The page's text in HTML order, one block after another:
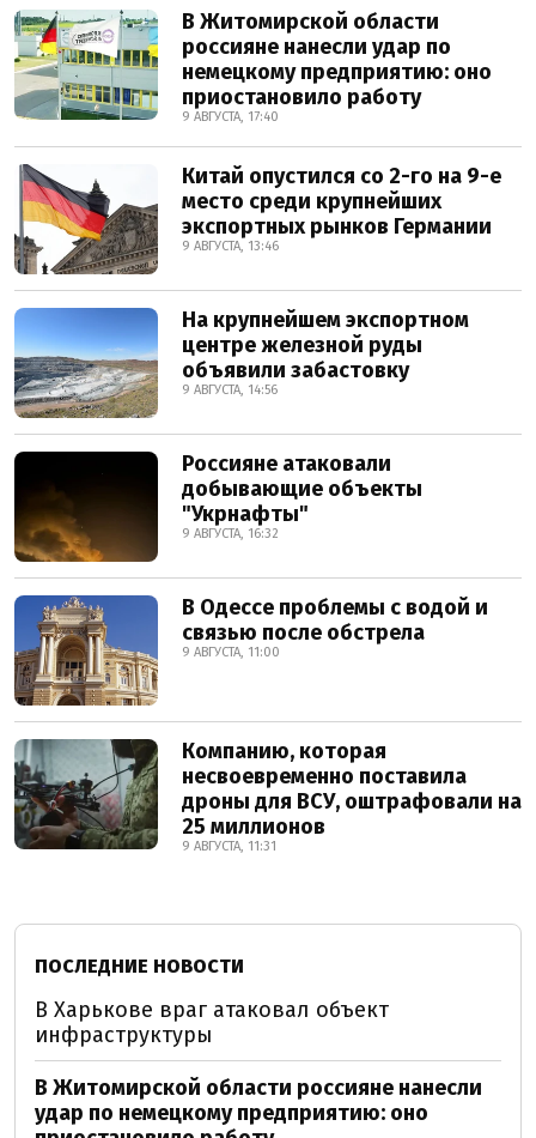
В Житомирской области
россияне нанесли удар по
немецкому предприятию: оно
приостановило работу
9 АВГУСТА, 17:40
Китай опустился со 2-го на 9-е
место среди крупнейших
экспортных рынков Германии
9 АВГУСТА, 13:46
На крупнейшем экспортном
центре железной руды
объявили забастовку
9 АВГУСТА, 14:56
Россияне атаковали
добывающие объекты
"Укрнафты"
9 АВГУСТА, 16:32
В Одессе проблемы с водой и
связью после обстрела
9 АВГУСТА, 11:00
Компанию, которая
несвоевременно поставила
дроны для ВСУ, оштрафовали на
25 миллионов
9 АВГУСТА, 11:31
ПОСЛЕДНИЕ НОВОСТИ
В Харькове враг атаковал объект
инфраструктуры
В Житомирской области россияне нанесли
удар по немецкому предприятию: оно